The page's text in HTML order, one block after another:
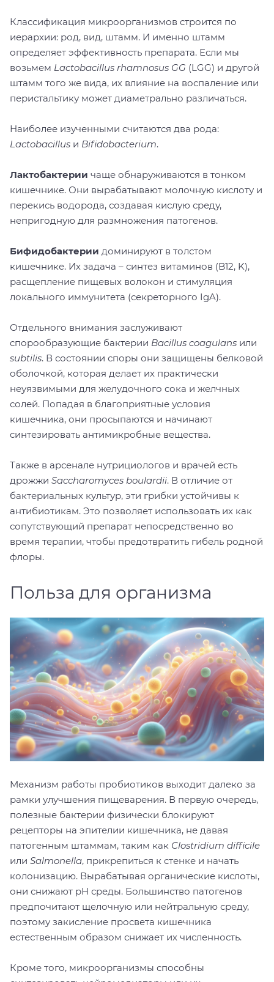
Классификация микроорганизмов строится по
иерархии: род, вид, штамм. И именно штамм
определяет эффективность препарата. Если мы
возьмем Lactobacillus rhamnosus GG (LGG) и другой
штамм того же вида, их влияние на воспаление или
перистальтику может диаметрально различаться.
Наиболее изученными считаются два рода:
Lactobacillus и Bifidobacterium.
Лактобактерии чаще обнаруживаются в тонком
кишечнике. Они вырабатывают молочную кислоту и
перекись водорода, создавая кислую среду,
непригодную для размножения патогенов.
Бифидобактерии доминируют в толстом
кишечнике. Их задача – синтез витаминов (B12, K),
расщепление пищевых волокон и стимуляция
локального иммунитета (секреторного IgA).
Отдельного внимания заслуживают
спорообразующие бактерии Bacillus coagulans или
subtilis. В состоянии споры они защищены белковой
оболочкой, которая делает их практически
неуязвимыми для желудочного сока и желчных
солей. Попадая в благоприятные условия
кишечника, они просыпаются и начинают
синтезировать антимикробные вещества.
Также в арсенале нутрициологов и врачей есть
дрожжи Saccharomyces boulardii. В отличие от
бактериальных культур, эти грибки устойчивы к
антибиотикам. Это позволяет использовать их как
сопутствующий препарат непосредственно во
время терапии, чтобы предотвратить гибель родной
флоры.
Польза для организма
Механизм работы пробиотиков выходит далеко за
рамки улучшения пищеварения. В первую очередь,
полезные бактерии физически блокируют
рецепторы на эпителии кишечника, не давая
патогенным штаммам, таким как Clostridium difficile
или Salmonella, прикрепиться к стенке и начать
колонизацию. Вырабатывая органические кислоты,
они снижают pH среды. Большинство патогенов
предпочитают щелочную или нейтральную среду,
поэтому закисление просвета кишечника
естественным образом снижает их численность.
Кроме того, микроорганизмы способны